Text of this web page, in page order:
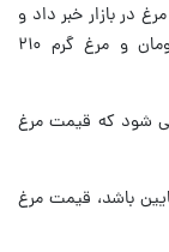
در بازار خبر داد و
گفت: قیمت کنونی هرکیلو مرغ زنده ۱۳۰ هزارتومان و مرغ گرم ۲۱۰
شود که قیمت مرغ
باشد، قیمت مرغ